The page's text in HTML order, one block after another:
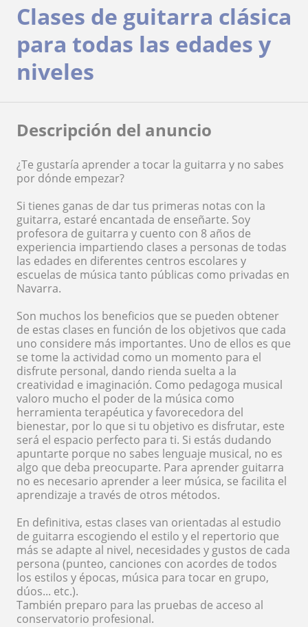
Clases de guitarra clásica
para todas las edades y
niveles
Descripción del anuncio
¿Te gustaría aprender a tocar la guitarra y no sabes
por dónde empezar?
Si tienes ganas de dar tus primeras notas con la
guitarra, estaré encantada de enseñarte. Soy
profesora de guitarra y cuento con 8 años de
experiencia impartiendo clases a personas de todas
las edades en diferentes centros escolares y
escuelas de música tanto públicas como privadas en
Navarra.
Son muchos los beneficios que se pueden obtener
de estas clases en función de los objetivos que cada
uno considere más importantes. Uno de ellos es que
se tome la actividad como un momento para el
disfrute personal, dando rienda suelta a la
creatividad e imaginación. Como pedagoga musical
valoro mucho el poder de la música como
herramienta terapéutica y favorecedora del
bienestar, por lo que si tu objetivo es disfrutar, este
será el espacio perfecto para ti. Si estás dudando
apuntarte porque no sabes lenguaje musical, no es
algo que deba preocuparte. Para aprender guitarra
no es necesario aprender a leer música, se facilita el
aprendizaje a través de otros métodos.
En definitiva, estas clases van orientadas al estudio
de guitarra escogiendo el estilo y el repertorio que
más se adapte al nivel, necesidades y gustos de cada
persona (punteo, canciones con acordes de todos
los estilos y épocas, música para tocar en grupo,
dúos... etc.).
También preparo para las pruebas de acceso al
conservatorio profesional.